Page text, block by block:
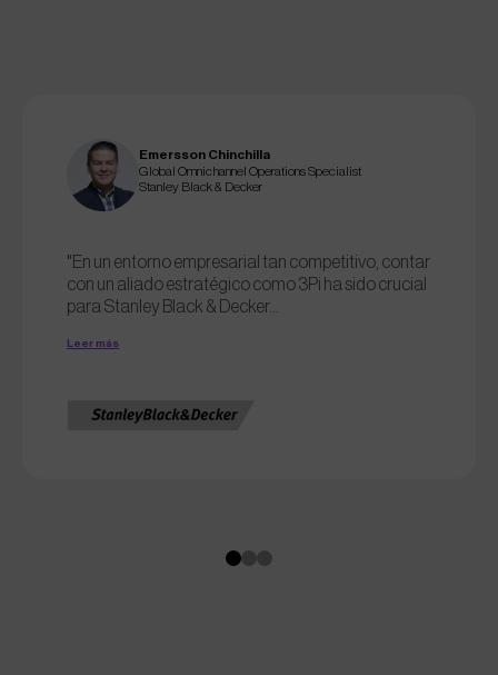
Emersson Chinchilla
Global Omnichannel Operations Specialist
Stanley Black & Decker
"En un entorno empresarial tan competitivo, contar
con un aliado estratégico como 3Pi ha sido crucial
para Stanley Black & Decker...
Leer más